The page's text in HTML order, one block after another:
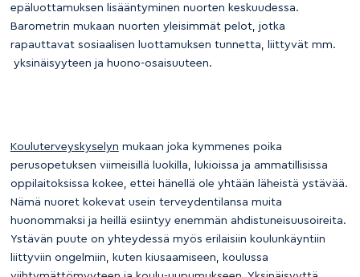
epäluottamuksen lisääntyminen nuorten keskuudessa.
Barometrin mukaan nuorten yleisimmät pelot, jotka
rapauttavat sosiaalisen luottamuksen tunnetta, liittyvät mm.
yksinäisyyteen ja huono-osaisuuteen.
Kouluterveyskyselyn mukaan joka kymmenes poika
perusopetuksen viimeisillä luokilla, lukioissa ja ammatillisissa
oppilaitoksissa kokee, ettei hänellä ole yhtään läheistä ystävää.
Nämä nuoret kokevat usein terveydentilansa muita
huonommaksi ja heillä esiintyy enemmän ahdistuneisuusoireita.
Ystävän puute on yhteydessä myös erilaisiin koulunkäyntiin
liittyviin ongelmiin, kuten kiusaamiseen, koulussa